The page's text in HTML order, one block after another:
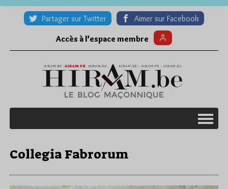
Partager sur Twitter Aimer sur Facebook
Accès à l’espace membre
Collegia Fabrorum